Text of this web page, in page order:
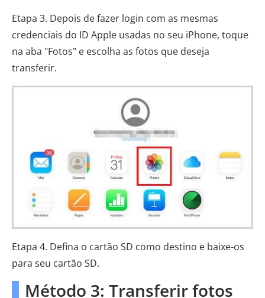
Etapa 3. Depois de fazer login com as mesmas
credenciais do ID Apple usadas no seu iPhone, toque
na aba "Fotos" e escolha as fotos que deseja
transferir.
Etapa 4. Defina o cartão SD como destino e baixe-os
para seu cartão SD.
Método 3: Transferir fotos